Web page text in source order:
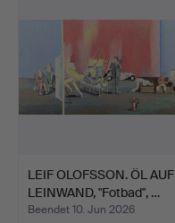
LEIF OLOFSSON. ÖL AUF
LEINWAND, "Fotbad", …
Beendet 10. Jun 2026